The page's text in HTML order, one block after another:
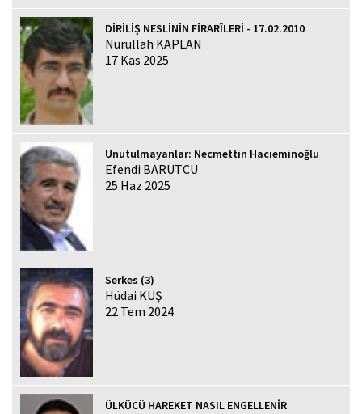
DİRİLİŞ NESLİNİN FİRARÎLERİ - 17.02.2010
Nurullah KAPLAN
17 Kas 2025
Unutulmayanlar: Necmettin Hacıeminoğlu
Efendi BARUTCU
25 Haz 2025
Serkes (3)
Hüdai KUŞ
22 Tem 2024
ÜLKÜCÜ HAREKET NASIL ENGELLENİR